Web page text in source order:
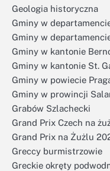
Geologia historyczna
Gminy w
Gminy w
Gminy w kantonie
Gminy w kantonie St.
Gminy w powiecie
Gminy w prowincji
Grabów Szlachecki
Grand Prix Czech na
Grand Prix na Żużlu
Greccy burmistrzowie
Greckie okręty